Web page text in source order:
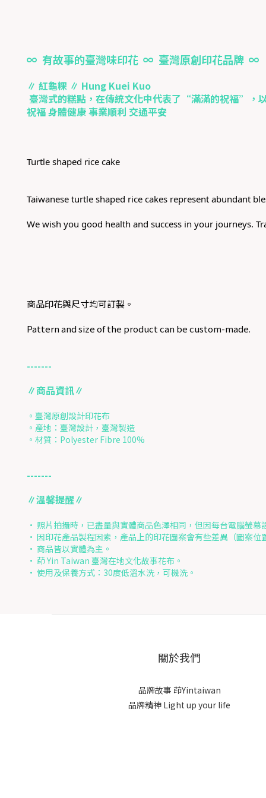
∞ 有故事的臺灣味印花 ∞ 臺灣原創印花品牌 ∞
∥ 紅龜粿 ∥ Hung Kuei Kuo
臺灣式的糕點，在傳統文化中代表了“滿滿的祝福”，
祝福 身體健康 事業順利 交通平安
Turtle shaped rice cake
Taiwanese turtle shaped rice cakes represent abundant
We wish you good health and success in your journeys.
商品印花與尺寸均可訂製。
Pattern and size of the product can be custom-made.
-------
∥商品資訊∥
。臺灣原創設計印花布
。產地：臺灣設計，臺灣製造
。材質：Polyester Fibre 100%
-------
∥溫馨提醒∥
• 照片拍攝時，已盡量與實體商品色澤相同，但因每台電腦螢幕
• 因印花產品製程因素，產品上的印花圖案會有些差異（圖案位
• 商品皆以實體為主。
• 茚 Yin Taiwan 臺灣在地文化故事花布。
• 使用及保養方式：30度低溫水洗，可機洗。
關於我們
品牌故事 茚Yintaiwan
品牌精神 Light up your life